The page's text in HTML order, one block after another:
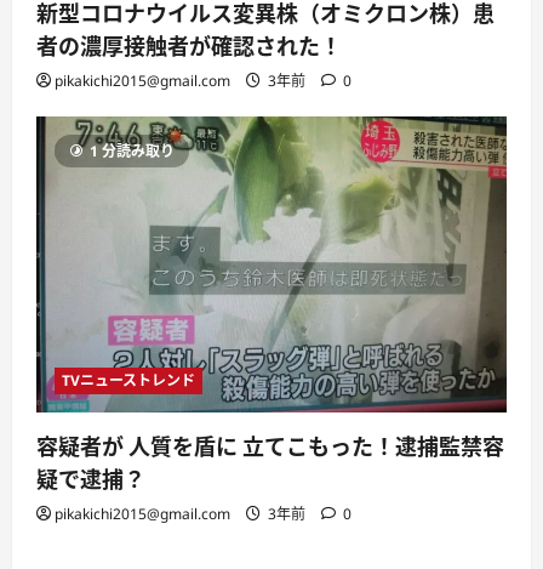
新型コロナウイルス変異株（オミクロン株）患
者の濃厚接触者が確認された！
pikakichi2015@gmail.com 3年前 0
1 分読み取り
TVニューストレンド
容疑者が 人質を盾に 立てこもった！逮捕監禁容
疑で逮捕？
pikakichi2015@gmail.com 3年前 0